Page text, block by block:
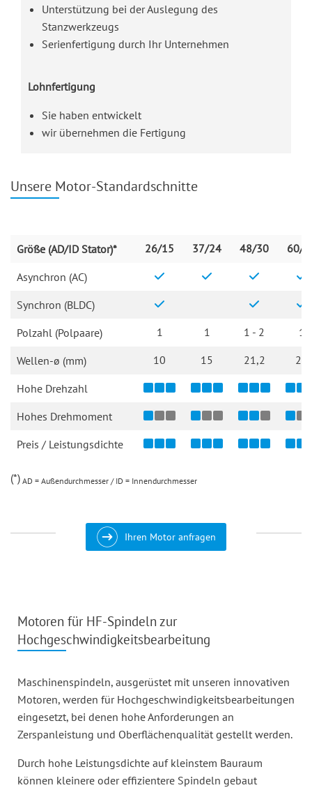
Unterstützung bei der Auslegung des
Stanzwerkzeugs
Serienfertigung durch Ihr Unternehmen
Lohnfertigung
Sie haben entwickelt
wir übernehmen die Fertigung
Unsere Motor-Standardschnitte
Größe (AD/ID Stator)* 26/15 37/24 48/30 60/
Asynchron (AC)
Synchron (BLDC)
Polzahl (Polpaare)
1 1 1 - 2 1
Wellen-ø (mm) 10 15 21,2 20
Hohe Drehzahl
Hohes Drehmoment
Preis / Leistungsdichte
(*) AD = Außendurchmesser / ID = Innendurchmesser
Ihren Motor anfragen
Motoren für HF-Spindeln zur
Hochgeschwindigkeits­bearbeitung
Maschinenspindeln, ausgerüstet mit unseren innovativen
Motoren, werden für Hochgeschwindigkeits­bearbeitungen
eingesetzt, bei denen hohe Anforderungen an
Zerspanleistung und Oberflächenqualität gestellt werden.
Durch hohe Leistungsdichte auf kleinstem Bauraum
können kleinere oder effizientere Spindeln gebaut